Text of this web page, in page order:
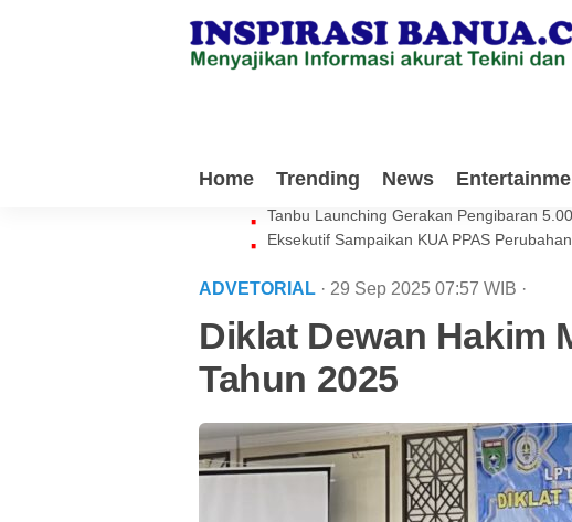
Home Trending News
Waket DPRD Tanbu Sebut Generasi
Tanbu Launching Gerakan Pengibaran
Eksekutif Sampaikan KUA PPAS
ADVETORIAL · 29 Sep 2025 07:57 WIB ·
Diklat Dewan Hakim
Tahun 2025